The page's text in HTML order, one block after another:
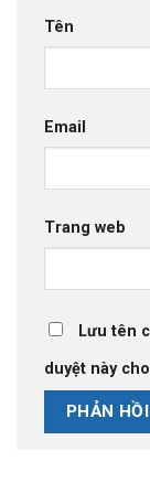
Tên
Email
Trang web
Lưu tên
duyệt này